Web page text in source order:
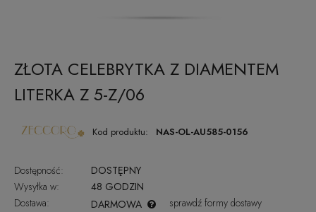
ZŁOTA CELEBRYTKA Z DIAMENTEM
LITERKA Z 5-Z/06
Kod produktu: NAS-OL-AU585-0156
Dostępność:
DOSTĘPNY
Wysyłka w:
48 GODZIN
Dostawa:
DARMOWA sprawdź formy dostawy